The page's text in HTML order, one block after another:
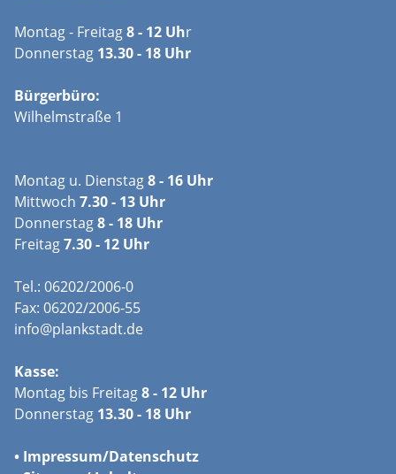
Montag - Freitag8 - 12 Uhr
Donnerstag 13.30 - 18 Uhr
Bürgerbüro:
Wilhelmstraße 1
Montag u. Dienstag8 - 16 Uhr
Mittwoch 7.30 - 13 Uhr
Donnerstag8 - 18 Uhr
Freitag7.30 - 12 Uhr
Tel.: 06202/2006-0
Fax: 06202/2006-55
info@plankstadt.de
Kasse:
Montag bis Freitag8 - 12 Uhr
Donnerstag 13.30 - 18 Uhr
• Impressum/Datenschutz